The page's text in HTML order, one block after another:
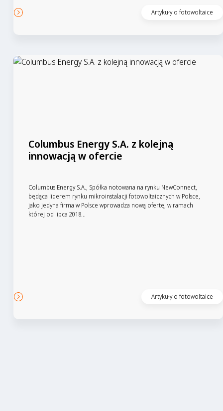
Czytaj artykuł Artykuły o fotowoltaice
Columbus Energy S.A. z kolejną
innowacją w ofercie
Columbus Energy S.A., Spółka notowana na rynku NewConnect,
będąca liderem rynku mikroinstalacji fotowoltaicznych w Polsce,
jako jedyna firma w Polsce wprowadza nową ofertę, w ramach
której od lipca 2018...
Czytaj artykuł Artykuły o fotowoltaice